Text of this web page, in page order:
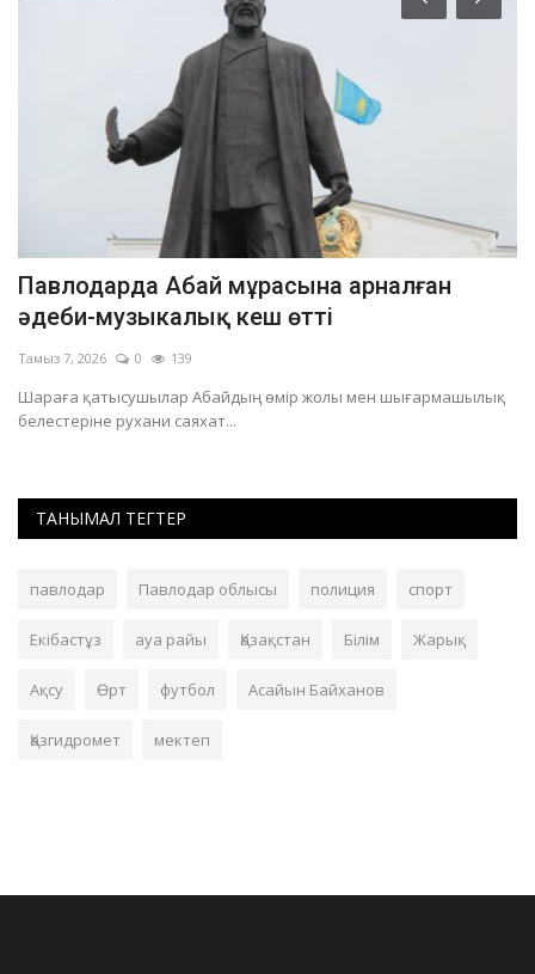
Павлодарда Абай мұрасына арналған
әдеби-музыкалық кеш өтті
Тамыз 7, 2026 0 139
Шараға қатысушылар Абайдың өмір жолы мен шығармашылық
белестеріне рухани саяхат...
ТАНЫМАЛ ТЕГТЕР
павлодар Павлодар облысы полиция спорт
Екібастұз ауа райы Қазақстан Білім Жарық
Ақсу Өрт футбол Асайын Байханов
Қазгидромет мектеп